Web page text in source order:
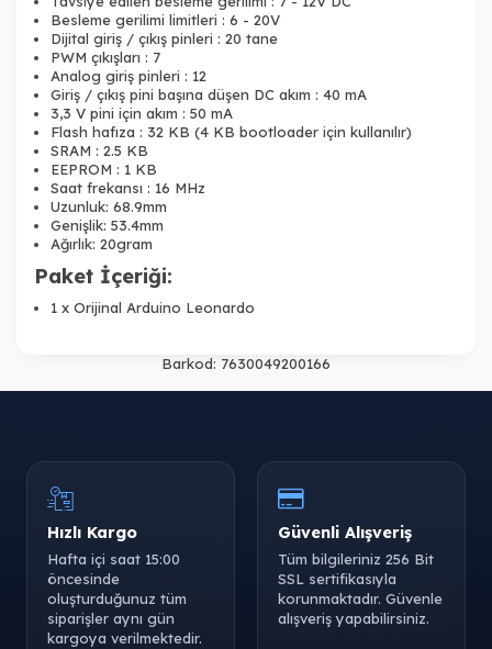
Besleme gerilimi limitleri : 6 - 20V
Dijital giriş / çıkış pinleri : 20 tane
PWM çıkışları : 7
Analog giriş pinleri : 12
Giriş / çıkış pini başına düşen DC akım : 40 mA
3,3 V pini için akım : 50 mA
Flash hafıza : 32 KB (4 KB bootloader için kullanılır)
SRAM : 2.5 KB
EEPROM : 1 KB
Saat frekansı : 16 MHz
Uzunluk: 68.9mm
Genişlik: 53.4mm
Ağırlık: 20gram
Paket İçeriği:
1 x Orijinal Arduino Leonardo
Barkod: 7630049200166
Hızlı Kargo
Hafta içi saat 15:00
öncesinde
oluşturduğunuz tüm
siparişler aynı gün
kargoya verilmektedir.
Güvenli Alışveriş
Tüm bilgileriniz 256 Bit
SSL sertifikasıyla
korunmaktadır. Güvenle
alışveriş yapabilirsiniz.